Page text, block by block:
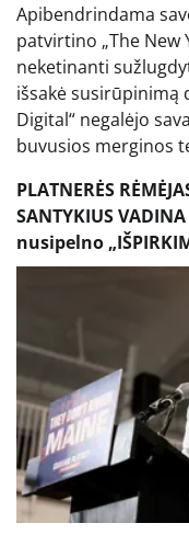
Apibendrindama
patvirtino „The New
neketinanti
išsakė susirūpinimą
Digital“ negalėjo
buvusios merginos
PLATNERĖS
SANTYKIUS
nusipelno